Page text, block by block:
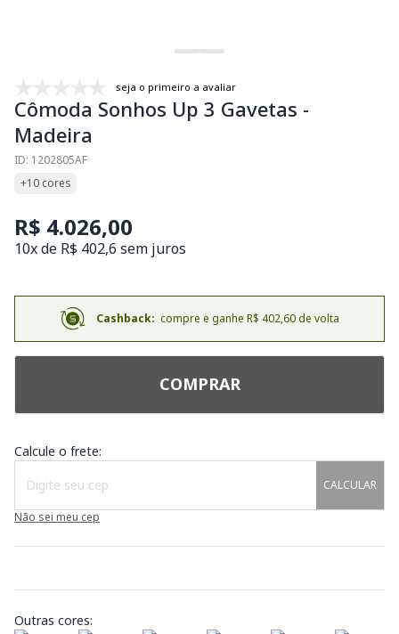
seja o primeiro a avaliar
Cômoda Sonhos Up 3 Gavetas -
Madeira
ID: 1202805AF
+10 cores
R$ 4.026,00
10x de R$ 402,6 sem juros
Cashback: compre e ganhe R$ 402,60 de volta
COMPRAR
Calcule o frete:
CALCULAR
Não sei meu cep
Outras cores: